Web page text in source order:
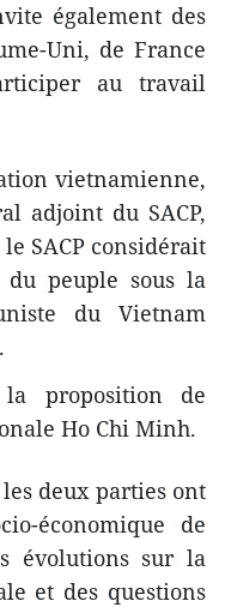
également des
Uni, de France
au travail
vietnamienne,
adjoint du SACP,
SACP considérait
peuple sous la
du Vietnam
proposition de
Ho Chi Minh.
deux parties ont
économique de
évolutions sur la
et des questions